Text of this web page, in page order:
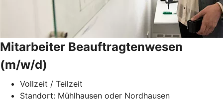
Mitarbeiter Beauftragtenwesen
(m/w/d)
Vollzeit / Teilzeit
Standort: Mühlhausen oder Nordhausen